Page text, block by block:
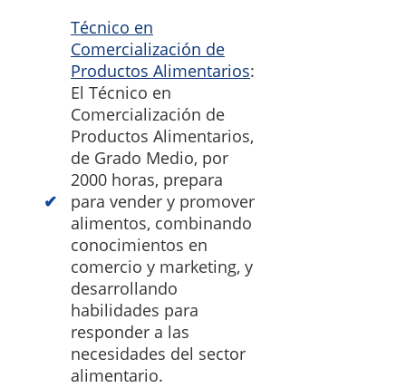
Técnico en
Comercialización de
Productos Alimentarios:
El Técnico en
Comercialización de
Productos Alimentarios,
de Grado Medio, por
2000 horas, prepara
para vender y promover
alimentos, combinando
conocimientos en
comercio y marketing, y
desarrollando
habilidades para
responder a las
necesidades del sector
alimentario.